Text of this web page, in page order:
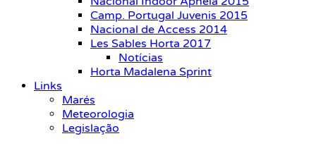
Camp. Portugal Juvenis 2015
Nacional de Access 2014
Les Sables Horta 2017
Notícias
Horta Madalena Sprint
Links
Marés
Meteorologia
Legislação